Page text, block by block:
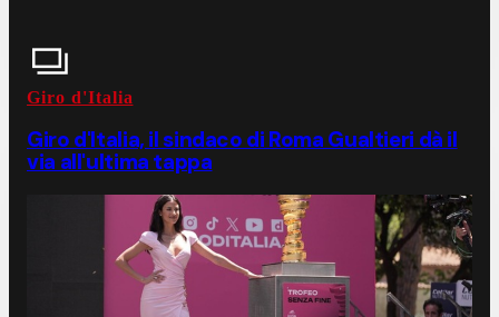
Giro d'Italia
Giro d'Italia, il sindaco di Roma Gualtieri dà il
via all'ultima tappa